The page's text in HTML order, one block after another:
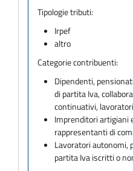
Tipologie tributi:
Irpef
altro
Categorie contribuenti:
Dipendenti,
di partita Iva,
continuativi,
Imprenditori artigiani
rappresentanti di
Lavoratori autonomi,
partita Iva iscritti o